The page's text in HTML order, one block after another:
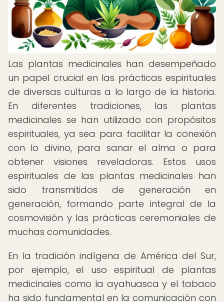
Las plantas medicinales han desempeñado
un papel crucial en las prácticas espirituales
de diversas culturas a lo largo de la historia.
En diferentes tradiciones, las plantas
medicinales se han utilizado con propósitos
espirituales, ya sea para facilitar la conexión
con lo divino, para sanar el alma o para
obtener visiones reveladoras. Estos usos
espirituales de las plantas medicinales han
sido transmitidos de generación en
generación, formando parte integral de la
cosmovisión y las prácticas ceremoniales de
muchas comunidades.
En la tradición indígena de América del Sur,
por ejemplo, el uso espiritual de plantas
medicinales como la ayahuasca y el tabaco
ha sido fundamental en la comunicación con